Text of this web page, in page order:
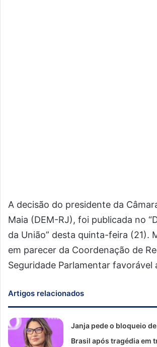
A decisão do presidente da
Maia (DEM-RJ), foi publicada no
da União” desta quinta-feira (21).
em parecer da Coordenação de
Seguridade Parlamentar favorável
Artigos relacionados
Janja pede o bloqueio
Brasil após tragédia em